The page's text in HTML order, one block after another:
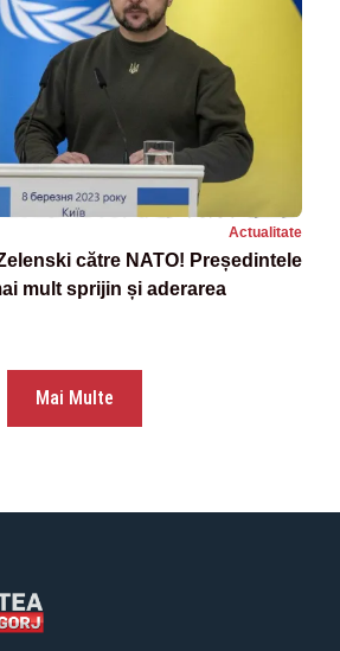
Actualitate
către NATO! Președintele
mult sprijin și aderarea
Mai Multe